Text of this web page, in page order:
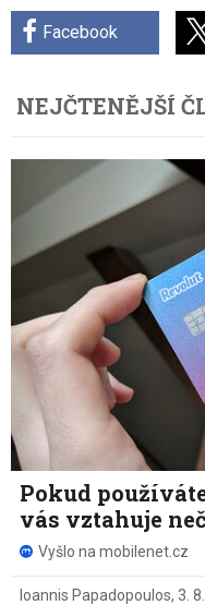
Facebook
NEJČTENĚJŠÍ
Pokud
vás vztahuje
Vyšlo na mobilenet.cz
Ioannis Papadopoulos, 3. 8.